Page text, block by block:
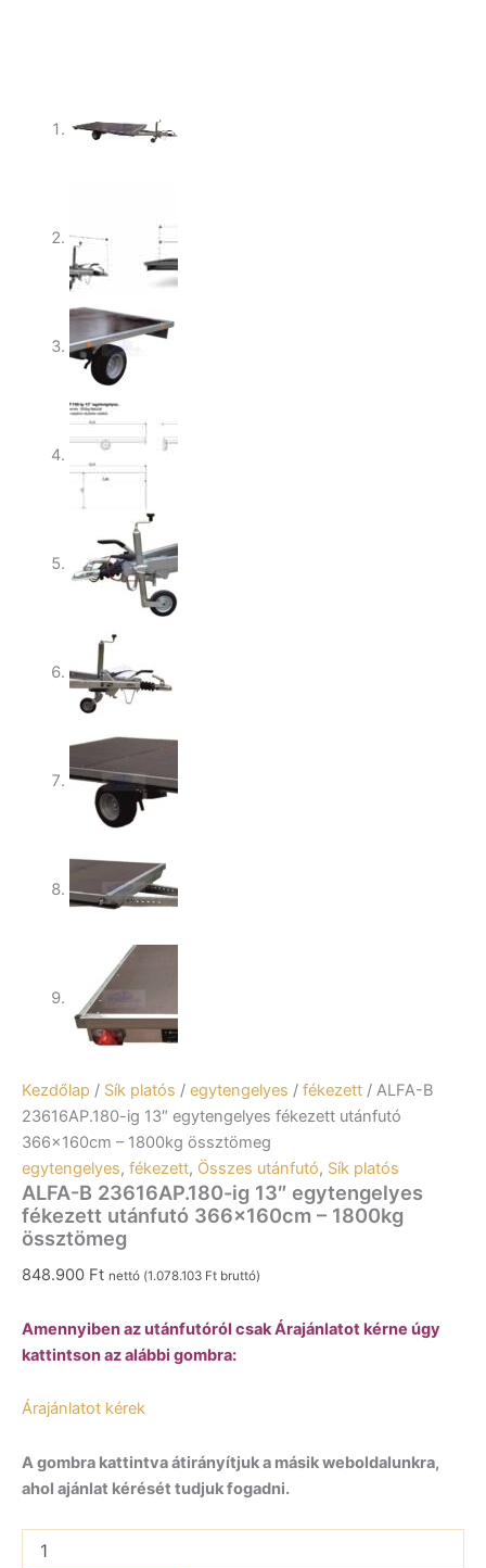
Kezdőlap / Sík platós / egytengelyes / fékezett / ALFA-B
23616AP.180-ig 13″ egytengelyes fékezett utánfutó
366x160cm – 1800kg össztömeg
egytengelyes, fékezett, Összes utánfutó, Sík platós
ALFA-B 23616AP.180-ig 13″ egytengelyes
fékezett utánfutó 366x160cm – 1800kg
össztömeg
848.900 Ft nettó (1.078.103 Ft bruttó)
Amennyiben az utánfutóról csak Árajánlatot kérne úgy
kattintson az alábbi gombra:
Árajánlatot kérek
A gombra kattintva átirányítjuk a másik weboldalunkra,
ahol ajánlat kérését tudjuk fogadni.